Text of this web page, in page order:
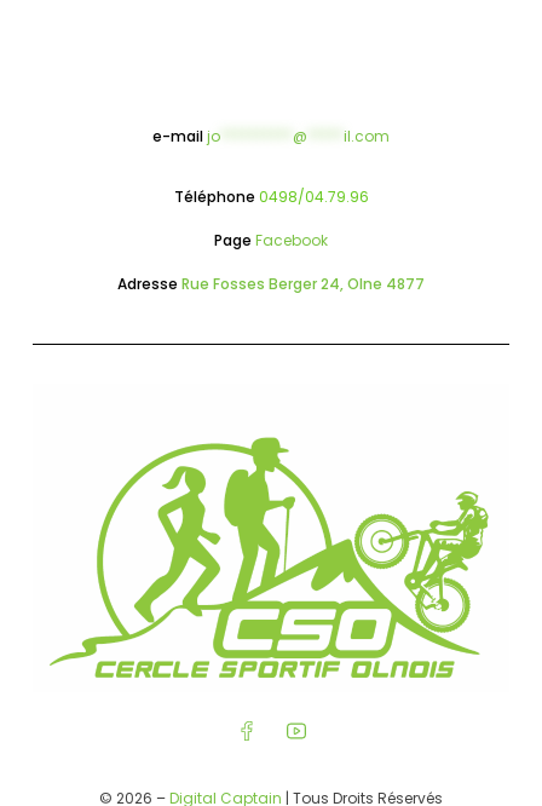
e-mailjo @ il.com
Téléphone 0498/04.79.96
Page Facebook
Adresse Rue Fosses Berger 24, Olne 4877
© 2026 –Digital Captain | Tous Droits Réservés